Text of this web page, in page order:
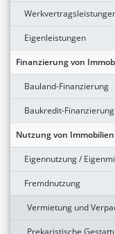
Eigenleistungen
Finanzierung von
Bauland-Finanzierung
Baukredit-Finanzierung
Nutzung von Immobilien
Eigennutzung /
Fremdnutzung
Vermietung und